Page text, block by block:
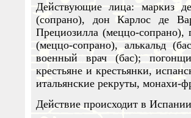
Действующие лица: маркиз
(сопрано), дон Карлос де
Прециозилла (меццо-
(меццо-сопрано), алькальд
военный врач (бас);
крестьяне и крестьянки,
итальянские рекруты,
Действие происходит в